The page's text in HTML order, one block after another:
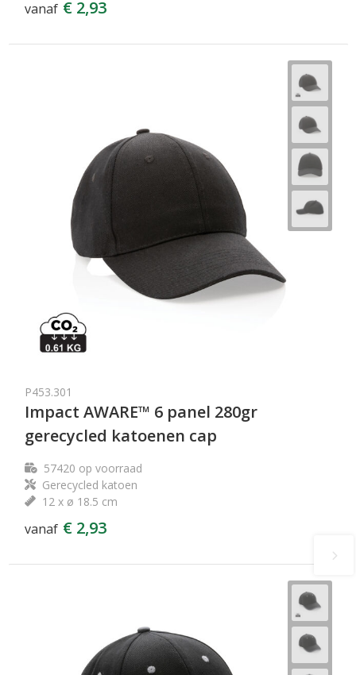
vanaf € 2,93
P453.301
Impact AWARE™ 6 panel 280gr
gerecycled katoenen cap
57420 op voorraad
Gerecycled katoen
12 x ø 18.5 cm
vanaf € 2,93